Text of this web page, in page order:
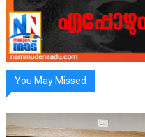
You May Missed